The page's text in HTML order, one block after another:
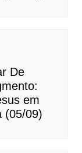
De
em
(05/09)